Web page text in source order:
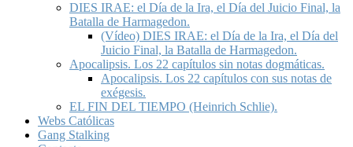
DIES IRAE: el Día de la Ira, el Día del Juicio Final, la
Batalla de Harmagedon.
(Vídeo) DIES IRAE: el Día de la Ira, el Día del
Juicio Final, la Batalla de Harmagedon.
Apocalipsis. Los 22 capítulos sin notas dogmáticas.
Apocalipsis. Los 22 capítulos con sus notas de
exégesis.
EL FIN DEL TIEMPO (Heinrich Schlie).
Webs Católicas
Gang Stalking